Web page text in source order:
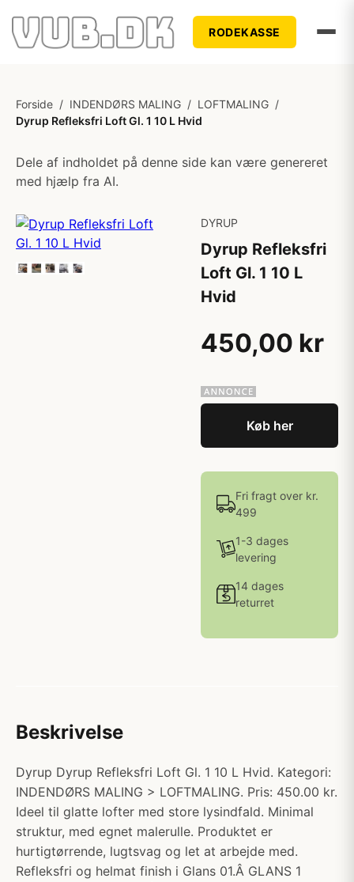
RODEKASSE
Forside / INDENDØRS MALING / LOFTMALING /
Dyrup Refleksfri Loft Gl. 1 10 L Hvid
Dele af indholdet på denne side kan være genereret
med hjælp fra AI.
DYRUP
Dyrup Refleksfri
Loft Gl. 1 10 L
Hvid
450,00 kr
Køb her
Fri fragt over kr.
499
1-3 dages
levering
14 dages
returret
Beskrivelse
Dyrup Dyrup Refleksfri Loft Gl. 1 10 L Hvid. Kategori:
INDENDØRS MALING > LOFTMALING. Pris: 450.00 kr.
Ideel til glatte lofter med store lysindfald. Minimal
struktur, med egnet malerulle. Produktet er
hurtigtørrende, lugtsvag og let at arbejde med.
Refleksfri og helmat finish i Glans 01.Â GLANS 1